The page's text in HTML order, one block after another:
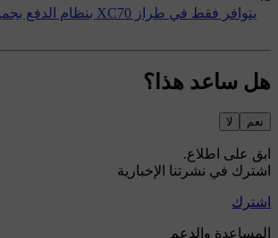
يتوافر فقط في طراز XC70 بنظام الدفع بجميع العجلات.
هل ساعد هذا؟
نعم لا